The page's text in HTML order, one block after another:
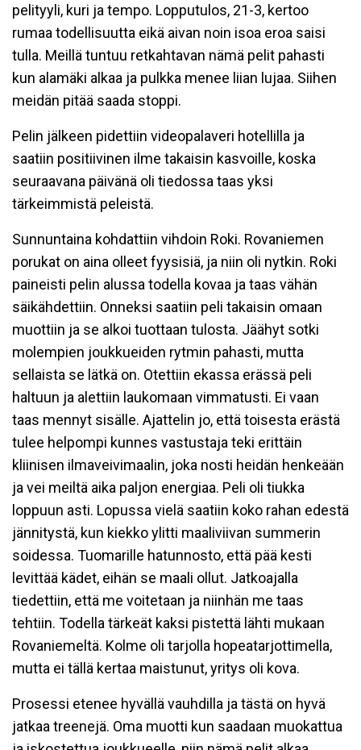
pelityyli, kuri ja tempo. Lopputulos, 21-3, kertoo
rumaa todellisuutta eikä aivan noin isoa eroa saisi
tulla. Meillä tuntuu retkahtavan nämä pelit pahasti
kun alamäki alkaa ja pulkka menee liian lujaa. Siihen
meidän pitää saada stoppi.
Pelin jälkeen pidettiin videopalaveri hotellilla ja
saatiin positiivinen ilme takaisin kasvoille, koska
seuraavana päivänä oli tiedossa taas yksi
tärkeimmistä peleistä.
Sunnuntaina kohdattiin vihdoin Roki. Rovaniemen
porukat on aina olleet fyysisiä, ja niin oli nytkin. Roki
paineisti pelin alussa todella kovaa ja taas vähän
säikähdettiin. Onneksi saatiin peli takaisin omaan
muottiin ja se alkoi tuottaan tulosta. Jäähyt sotki
molempien joukkueiden rytmin pahasti, mutta
sellaista se lätkä on. Otettiin ekassa erässä peli
haltuun ja alettiin laukomaan vimmatusti. Ei vaan
taas mennyt sisälle. Ajattelin jo, että toisesta erästä
tulee helpompi kunnes vastustaja teki erittäin
kliinisen ilmaveivimaalin, joka nosti heidän henkeään
ja vei meiltä aika paljon energiaa. Peli oli tiukka
loppuun asti. Lopussa vielä saatiin koko rahan edestä
jännitystä, kun kiekko ylitti maaliviivan summerin
soidessa. Tuomarille hatunnosto, että pää kesti
levittää kädet, eihän se maali ollut. Jatkoajalla
tiedettiin, että me voitetaan ja niinhän me taas
tehtiin. Todella tärkeät kaksi pistettä lähti mukaan
Rovaniemeltä. Kolme oli tarjolla hopeatarjottimella,
mutta ei tällä kertaa maistunut, yritys oli kova.
Prosessi etenee hyvällä vauhdilla ja tästä on hyvä
jatkaa treenejä. Oma muotti kun saadaan muokattua